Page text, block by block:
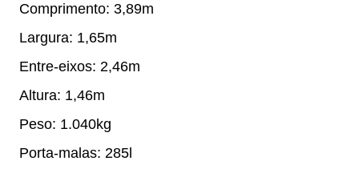
Comprimento: 3,89m
Largura: 1,65m
Entre-eixos: 2,46m
Altura: 1,46m
Peso: 1.040kg
Porta-malas: 285l